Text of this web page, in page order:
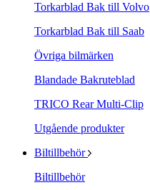
Torkarblad Bak till Volvo
Torkarblad Bak till Saab
Övriga bilmärken
Blandade Bakruteblad
TRICO Rear Multi-Clip
Utgående produkter
Biltillbehör
Biltillbehör